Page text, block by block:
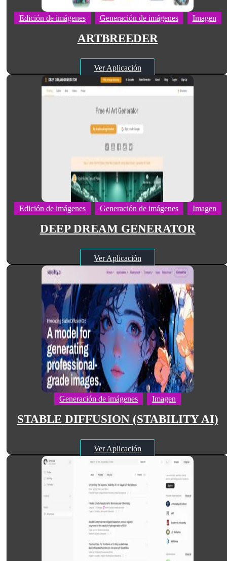
Edición de imágenes Generación de imágenes Imagen
ARTBREEDER
Ver Aplicación
Edición de imágenes Generación de imágenes Imagen
DEEP DREAM GENERATOR
Ver Aplicación
Generación de imágenes Imagen
STABLE DIFFUSION (STABILITY AI)
Ver Aplicación